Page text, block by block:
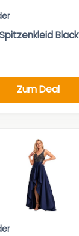
Black
Zum Deal